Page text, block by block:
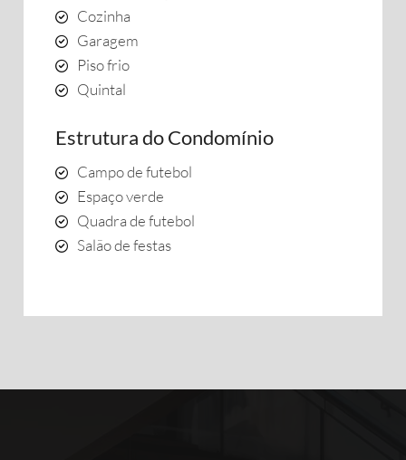
Cozinha
Garagem
Piso frio
Quintal
Estrutura do Condomínio
Campo de futebol
Espaço verde
Quadra de futebol
Salão de festas